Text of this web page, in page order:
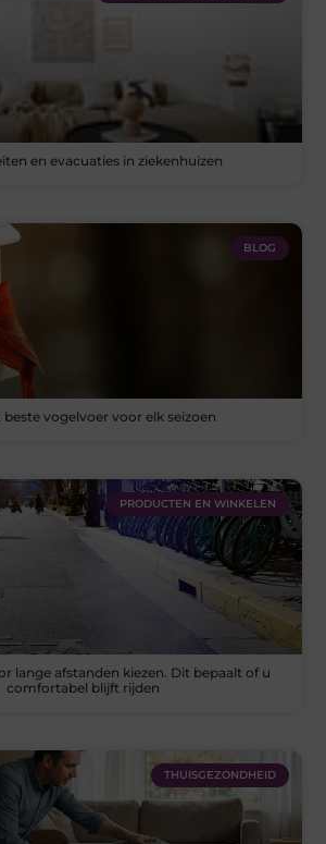
en evacuaties in ziekenhuizen
BLOG
beste vogelvoer voor elk seizoen
PRODUCTEN EN WINKELEN
lange afstanden kiezen. Dit bepaalt of u
comfortabel blijft rijden
THUISGEZONDHEID